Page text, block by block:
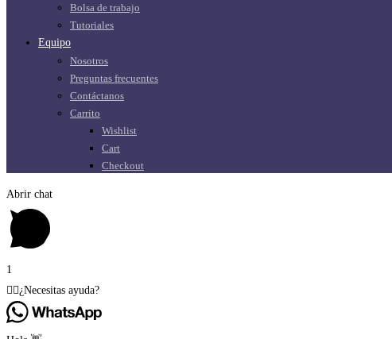
Bolsa de trabajo
Tutoriales
Equipo
Nosotros
Preguntas frecuentes
Contáctanos
Carrito
Wishlist
Cart
Checkout
Abrir chat
1
🙋‍♂️¿Necesitas ayuda?